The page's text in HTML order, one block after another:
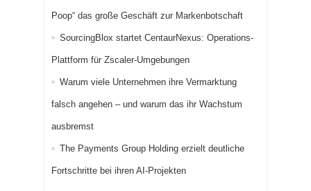
Poop“ das große Geschäft zur Markenbotschaft
SourcingBlox startet CentaurNexus: Operations-
Plattform für Zscaler-Umgebungen
Warum viele Unternehmen ihre Vermarktung
falsch angehen – und warum das ihr Wachstum
ausbremst
The Payments Group Holding erzielt deutliche
Fortschritte bei ihren AI-Projekten